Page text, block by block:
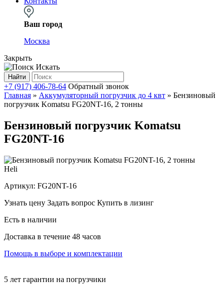
Ваш город
Москва
Закрыть
Искать
Найти
+7 (917) 406-78-64 Обратный звонок
Главная » Аккумуляторный погрузчик до 4 квт » Бензиновый
погрузчик Komatsu FG20NT-16, 2 тонны
Бензиновый погрузчик Komatsu
FG20NT-16
Heli
Артикул: FG20NT-16
Узнать цену Задать вопрос Купить в лизинг
Есть в наличии
Доставка в течение 48 часов
Помощь в выборе и комплектации
5 лет гарантии на погрузчики